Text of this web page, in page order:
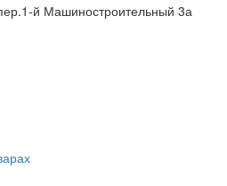
й Машиностроительный 3а